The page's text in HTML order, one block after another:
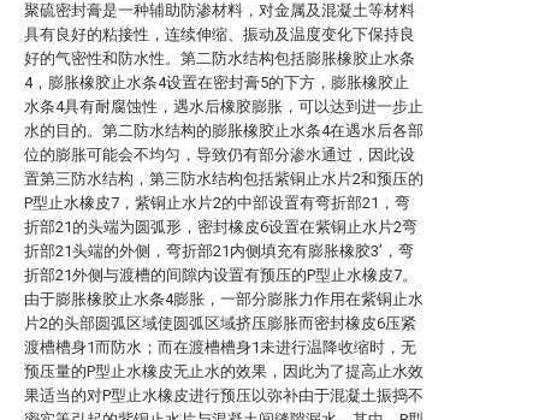
聚硫密封膏是一种辅助防渗材料，对金属及混凝土等材料
具有良好的粘接性，连续伸缩、振动及温度变化下保持良
好的气密性和防水性。第二防水结构包括膨胀橡胶止水条
4，膨胀橡胶止水条4设置在密封膏5的下方，膨胀橡胶止
水条4具有耐腐蚀性，遇水后橡胶膨胀，可以达到进一步止
水的目的。第二防水结构的膨胀橡胶止水条4在遇水后各部
位的膨胀可能会不均匀，导致仍有部分渗水通过，因此设
置第三防水结构，第三防水结构包括紫铜止水片2和预压的
P型止水橡皮7，紫铜止水片2的中部设置有弯折部21，弯
折部21的头端为圆弧形，密封橡皮6设置在紫铜止水片2弯
折部21头端的外侧，弯折部21内侧填充有膨胀橡胶3’，弯
折部21外侧与渡槽的间隙内设置有预压的P型止水橡皮7。
由于膨胀橡胶止水条4膨胀，一部分膨胀力作用在紫铜止水
片2的头部圆弧区域使圆弧区域挤压膨胀而密封橡皮6压紧
渡槽槽身1而防水；而在渡槽槽身1未进行温降收缩时，无
预压量的P型止水橡皮无止水的效果，因此为了提高止水效
果适当的对P型止水橡皮进行预压以弥补由于混凝土振捣不